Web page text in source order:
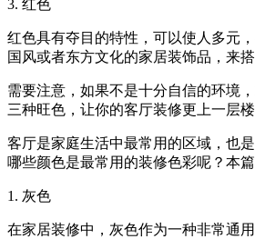
3. 红色
红色具有夺目的特性，可以使人多元
国风或者东方文化的家居装饰品，来
需要注意，如果不是十分自信的环境
三种旺色，让你的客厅装修更上一层楼
客厅是家庭生活中最常用的区域，也
哪些颜色是最常用的装修色彩呢？本
1. 灰色
在家居装修中，灰色作为一种非常通